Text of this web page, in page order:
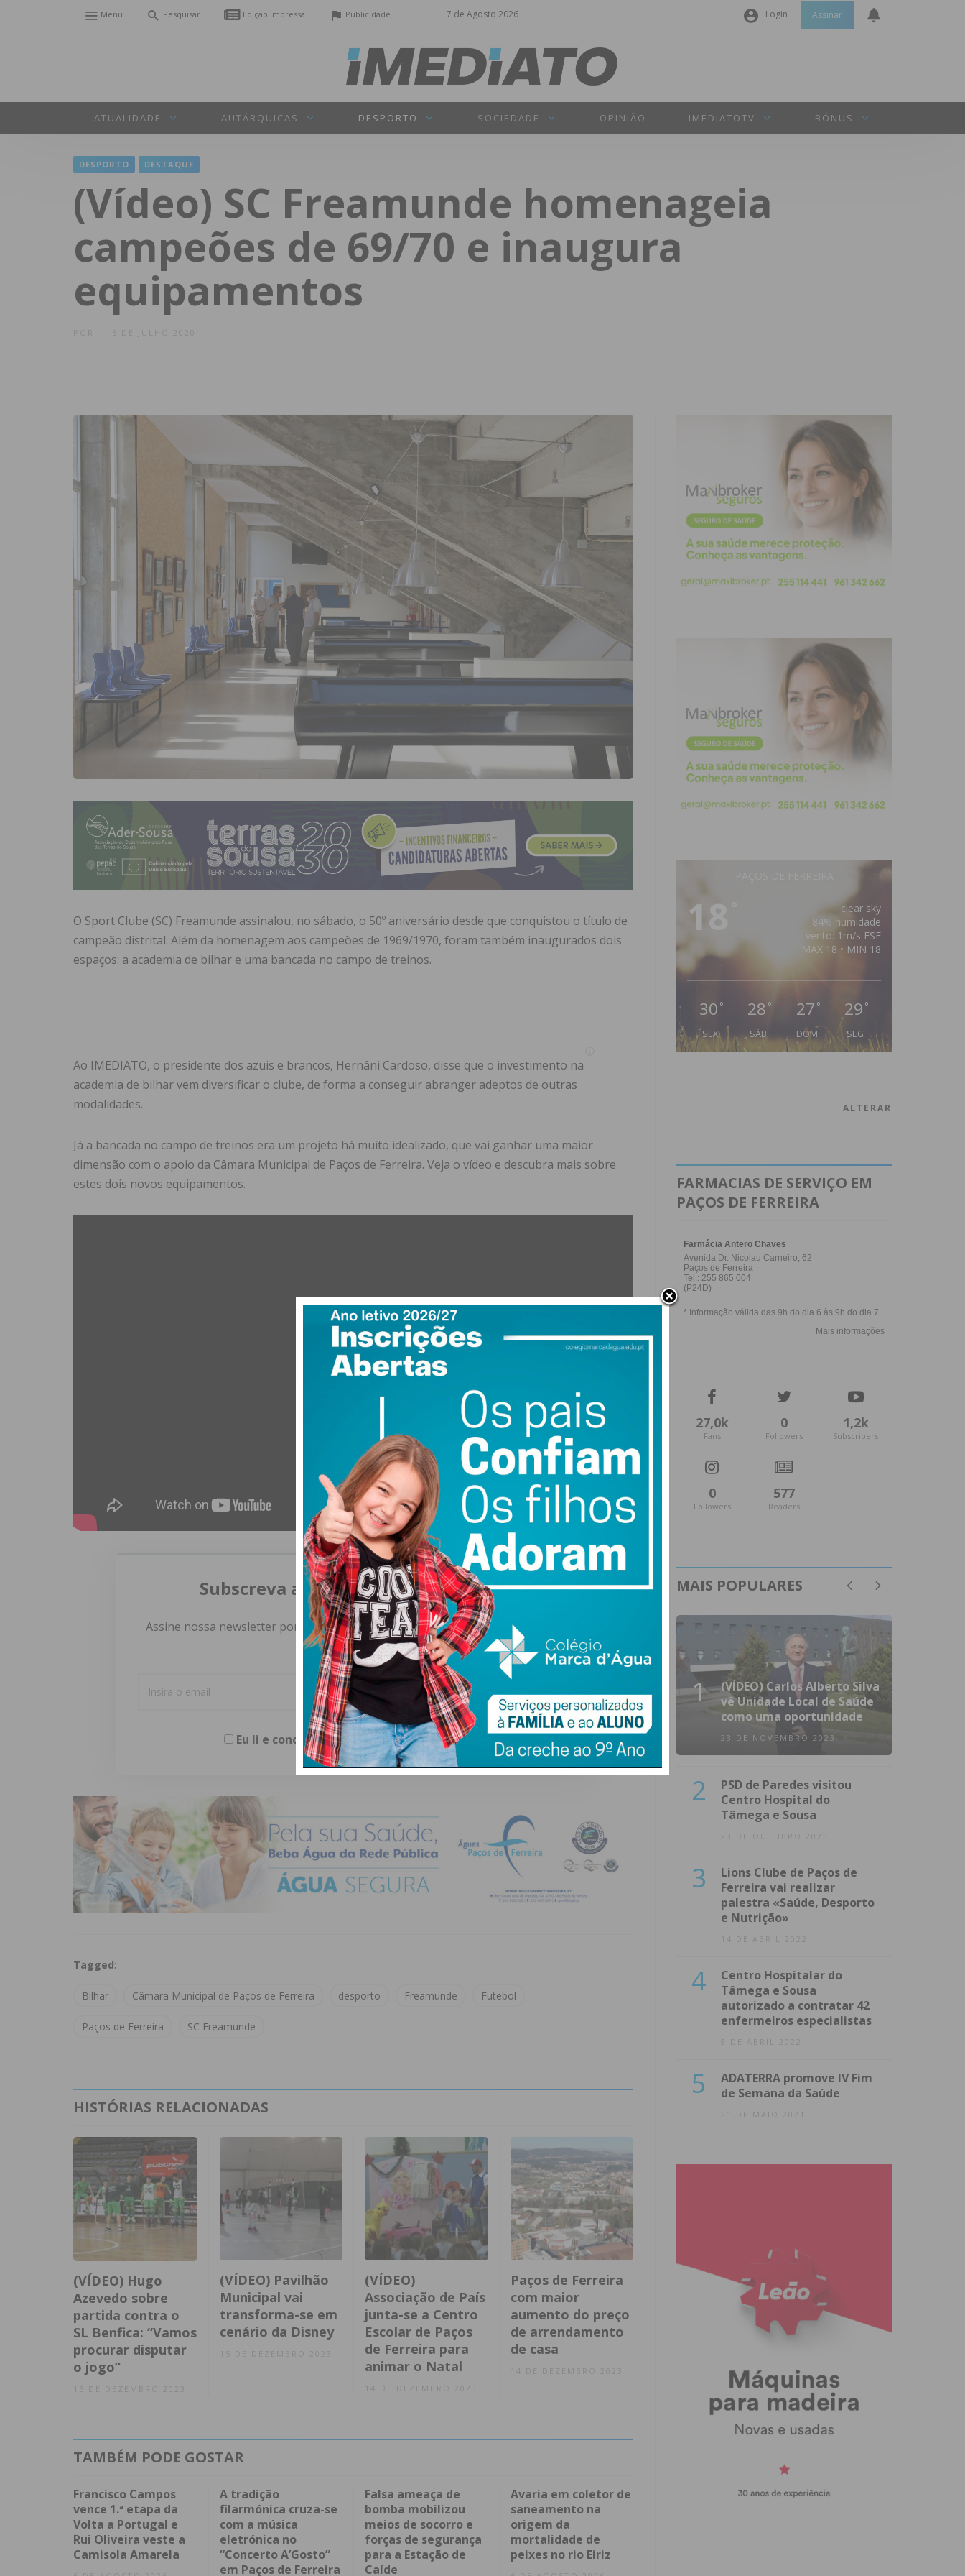
7 de Agosto 2026
Menu Pesquisar Edição Impressa Publicidade Login
Senha
Assinar
ATUALIDADE AUTÁRQUICAS DESPORTO SOCIEDADE OPINIÃO IMEDIATOTV BÓNUS
DESPORTO DESTAQUE
(Vídeo) SC Freamunde homenageia
campeões de 69/70 e inaugura
equipamentos
O Sport Clube (SC) Freamunde assinalou, no sábado, o 50º aniversário desde que conquistou o título de
campeão distrital. Além da homenagem aos campeões de 1969/1970, foram também inaugurados dois
espaços: a academia de bilhar e uma bancada no campo de treinos.
Ao IMEDIATO, o presidente dos azuis e brancos, Hernâni Cardoso, disse que o investimento na
academia de bilhar vem diversificar o clube, de forma a conseguir abranger adeptos de outras
modalidades.
Já a bancada no campo de treinos era um projeto há muito idealizado, que vai ganhar uma maior
dimensão com o apoio da Câmara Municipal de Paços de Ferreira. Veja o vídeo e descubra mais sobre
estes dois novos equipamentos.
Subscreva a newsletter do Imediato
Assine nossa newsletter por e-mail e obtenha de forma regular a informação
atualizada.
Eu li e concordo com ostermos e condições
Tagged:
Bilhar Câmara Municipal de Paços de Ferreira desporto Freamunde Futebol
Paços de Ferreira SC Freamunde
HISTÓRIAS RELACIONADAS
(VÍDEO) Hugo
Azevedo sobre
partida contra o
SL Benfica: “Vamos
procurar disputar
o jogo”
(VÍDEO) Pavilhão
Municipal vai
transforma-se em
cenário da Disney
(VÍDEO)
Associação de País
junta-se a Centro
Escolar de Paços
de Ferreira para
animar o Natal
14 DE DEZEMBRO 2023
Paços de Ferreira
com maior
aumento do preço
de arrendamento
de casa
14 DE DEZEMBRO 2023
TAMBÉM PODE GOSTAR
Francisco Campos
vence 1.ª etapa da
Volta a Portugal e
Rui Oliveira veste a
Camisola Amarela
A tradição
filarmónica cruza-se
com a música
eletrónica no
“Concerto A’Gosto”
em Paços de Ferreira
Falsa ameaça de
bomba mobilizou
meios de socorro e
forças de segurança
para a Estação de
Caíde
Avaria em coletor de
saneamento na
origem da
mortalidade de
peixes no rio Eiriz
18
clear sky
84% humidade
vento: 1m/s ESE
MAX 18 • MIN 18
30 °
SEX
28 °
SÁB
27 °
DOM
29 °
SEG
ALTERAR
FARMACIAS DE SERVIÇO EM
PAÇOS DE FERREIRA
27,0k
Fans
0
Followers
1,2k
Subscribers
0
Followers
577
Readers
MAIS POPULARES
1
(VÍDEO) Carlos Alberto Silva
vê Unidade Local de Saúde
como uma oportunidade
23 DE NOVEMBRO 2023
2
PSD de Paredes visitou
Centro Hospital do
Tâmega e Sousa
23 DE OUTUBRO 2023
3
Lions Clube de Paços de
Ferreira vai realizar
palestra «Saúde, Desporto
e Nutrição»
14 DE ABRIL 2022
4
Centro Hospitalar do
Tâmega e Sousa
autorizado a contratar 42
enfermeiros especialistas
8 DE ABRIL 2022
5
ADATERRA promove IV Fim
de Semana da Saúde
21 DE MAIO 2021